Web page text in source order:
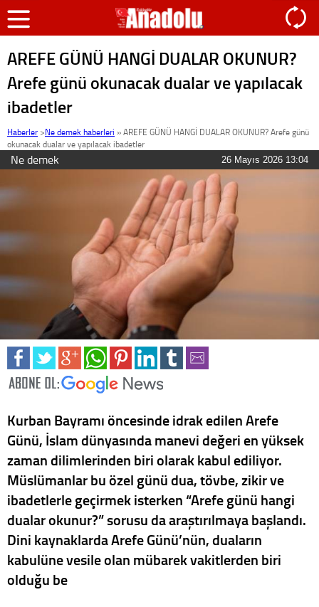
AREFE GÜNÜ HANGİ DUALAR OKUNUR?
Arefe günü okunacak dualar ve yapılacak
ibadetler
Haberler >Ne demek haberleri »AREFE GÜNÜ HANGİ DUALAR OKUNUR? Arefe günü
okunacak dualar ve yapılacak ibadetler
Ne demek 26 Mayıs 2026 13:04
Kurban Bayramı öncesinde idrak edilen Arefe
Günü, İslam dünyasında manevi değeri en yüksek
zaman dilimlerinden biri olarak kabul ediliyor.
Müslümanlar bu özel günü dua, tövbe, zikir ve
ibadetlerle geçirmek isterken “Arefe günü hangi
dualar okunur?” sorusu da araştırılmaya başlandı.
Dini kaynaklarda Arefe Günü’nün, duaların
kabulüne vesile olan mübarek vakitlerden biri
olduğu be